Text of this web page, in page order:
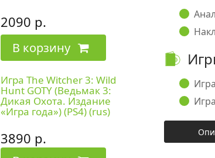
2090 р.
В корзину
Игра The Witcher 3: Wild
Hunt GOTY (Ведьмак 3:
Дикая Охота. Издание
«Игра года») (PS4) (rus)
3890 р.